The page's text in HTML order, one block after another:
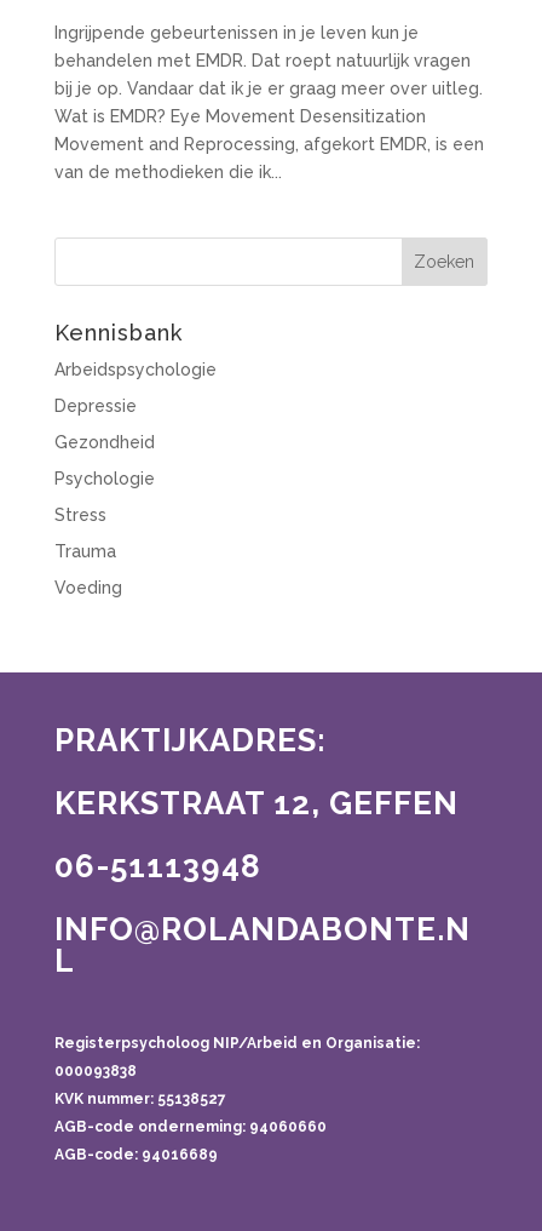
Ingrijpende gebeurtenissen in je leven kun je
behandelen met EMDR. Dat roept natuurlijk vragen
bij je op. Vandaar dat ik je er graag meer over uitleg.
Wat is EMDR? Eye Movement Desensitization
Movement and Reprocessing, afgekort EMDR, is een
van de methodieken die ik...
Kennisbank
Arbeidspsychologie
Depressie
Gezondheid
Psychologie
Stress
Trauma
Voeding
PRAKTIJKADRES:
KERKSTRAAT 12, GEFFEN
06-51113948
INFO@ROLANDABONTE.N
L
Registerpsycholoog NIP/Arbeid en Organisatie:
000093838
KVK nummer: 55138527
AGB-code onderneming: 94060660
AGB-code: 94016689